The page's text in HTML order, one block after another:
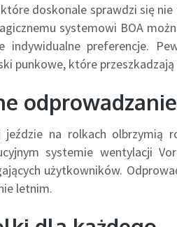
doskonale sprawdzi się
systemowi BOA
indywidualne preferencje.
punkowe, które
jeździe na rolkach olbrzymią
systemie wentylacji
użytkowników.
letnim.